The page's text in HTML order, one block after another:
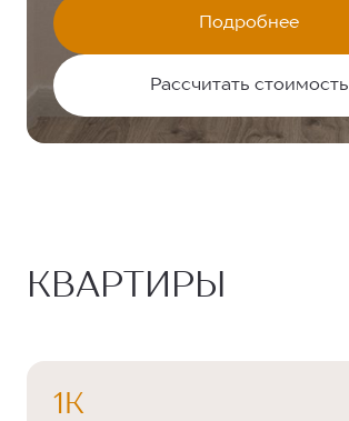
Подробнее
Рассчитать стоимость
КВАРТИРЫ
1К